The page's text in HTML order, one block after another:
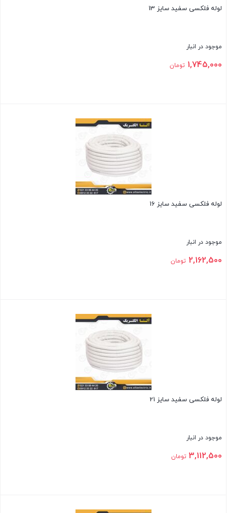
لوله فلکسی سفید سایز 13
موجود در انبار
1,745,000 تومان
لوله فلکسی سفید سایز 16
موجود در انبار
2,162,500 تومان
لوله فلکسی سفید سایز 21
موجود در انبار
3,112,500 تومان